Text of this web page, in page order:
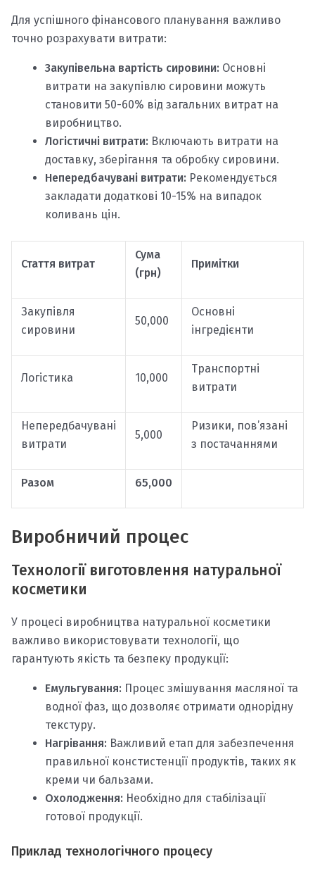
Для успішного фінансового планування важливо
точно розрахувати витрати:
Закупівельна вартість сировини: Основні
витрати на закупівлю сировини можуть
становити 50-60% від загальних витрат на
виробництво.
Логістичні витрати: Включають витрати на
доставку, зберігання та обробку сировини.
Непередбачувані витрати: Рекомендується
закладати додаткові 10-15% на випадок
коливань цін.
Стаття витрат
Сума
(грн)
Примітки
Закупівля
сировини
50,000
Основні
інгредієнти
Логістика 10,000
Транспортні
витрати
Непередбачувані
витрати
5,000
Ризики, пов’язані
з постачаннями
Разом 65,000
Виробничий процес
Технології виготовлення натуральної
косметики
У процесі виробництва натуральної косметики
важливо використовувати технології, що
гарантують якість та безпеку продукції:
Емульгування: Процес змішування масляної та
водної фаз, що дозволяє отримати однорідну
текстуру.
Нагрівання: Важливий етап для забезпечення
правильної констистенції продуктів, таких як
креми чи бальзами.
Охолодження: Необхідно для стабілізації
готової продукції.
Приклад технологічного процесу